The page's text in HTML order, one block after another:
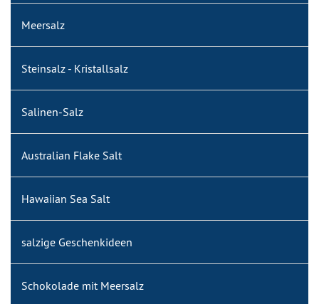
Meersalz
Steinsalz - Kristallsalz
Salinen-Salz
Australian Flake Salt
Hawaiian Sea Salt
salzige Geschenkideen
Schokolade mit Meersalz